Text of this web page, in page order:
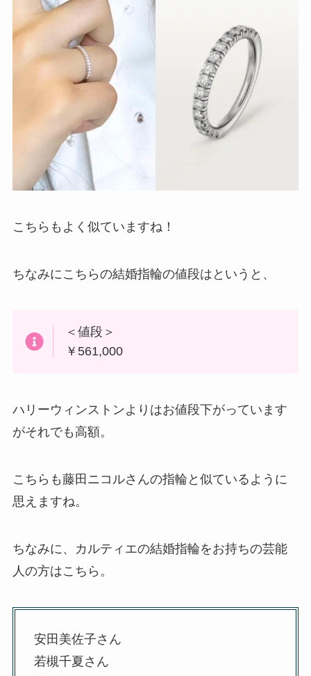
こちらもよく似ていますね！
ちなみにこちらの結婚指輪の値段はというと、
＜値段＞
￥561,000
ハリーウィンストンよりはお値段下がっています
がそれでも高額。
こちらも藤田ニコルさんの指輪と似ているように
思えますね。
ちなみに、カルティエの結婚指輪をお持ちの芸能
人の方はこちら。
安田美佐子さん
若槻千夏さん